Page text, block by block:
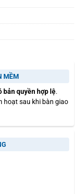
MỀM
bản quyền hợp lệ.
hoạt sau khi bàn giao